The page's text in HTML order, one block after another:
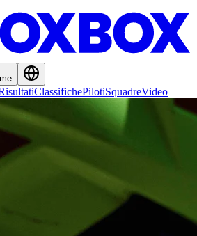
ClassifichePilotiSquadreVideo